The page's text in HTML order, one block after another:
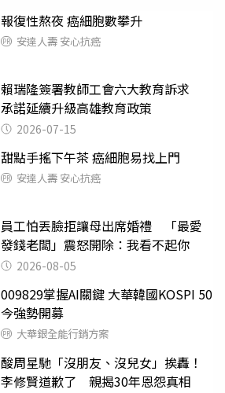
報復性熬夜 癌細胞數攀升
安達人壽 安心抗癌
賴瑞隆簽署教師工會六大教育訴求
承諾延續升級高雄教育政策
2026-07-15
甜點手搖下午茶 癌細胞易找上門
安達人壽 安心抗癌
員工怕丟臉拒讓母出席婚禮 「最愛
發錢老闆」震怒開除：我看不起你
2026-08-05
009829掌握AI關鍵 大華韓國KOSPI 50
今強勢開募
大華銀全能行銷方案
酸周星馳「沒朋友、沒兒女」挨轟！
李修賢道歉了 親揭30年恩怨真相